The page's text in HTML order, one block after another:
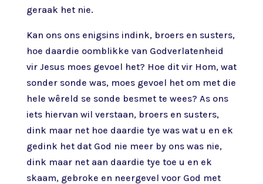
geraak het nie.
Kan ons ons enigsins indink, broers en susters,
hoe daardie oomblikke van Godverlatenheid
vir Jesus moes gevoel het? Hoe dit vir Hom, wat
sonder sonde was, moes gevoel het om met die
hele wêreld se sonde besmet te wees? As ons
iets hiervan wil verstaan, broers en susters,
dink maar net hoe daardie tye was wat u en ek
gedink het dat God nie meer by ons was nie,
dink maar net aan daardie tye toe u en ek
skaam, gebroke en neergevel voor God met